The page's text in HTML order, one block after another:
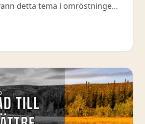
detta tema i omröstningen
alltså ge dig 8 saker som jag
innan jag släpper en fotoresa